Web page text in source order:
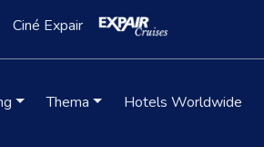
Ciné Expair
Thema Hotels Worldwide